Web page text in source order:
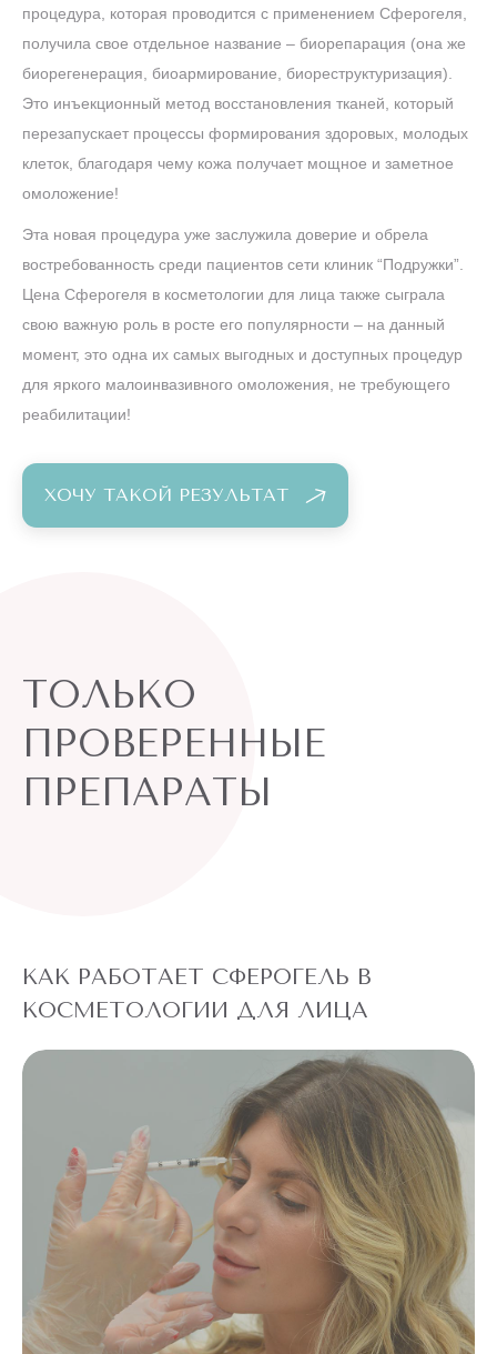
процедура, которая проводится с применением Сферогеля,
получила свое отдельное название – биорепарация (она же
биорегенерация, биоармирование, биореструктуризация).
Это инъекционный метод восстановления тканей, который
перезапускает процессы формирования здоровых, молодых
клеток, благодаря чему кожа получает мощное и заметное
омоложение!
Эта новая процедура уже заслужила доверие и обрела
востребованность среди пациентов сети клиник “Подружки”.
Цена Сферогеля в косметологии для лица также сыграла
свою важную роль в росте его популярности – на данный
момент, это одна их самых выгодных и доступных процедур
для яркого малоинвазивного омоложения, не требующего
реабилитации!
ХОЧУ ТАКОЙ РЕЗУЛЬТАТ
ТОЛЬКО
ПРОВЕРЕННЫЕ
ПРЕПАРАТЫ
КАК РАБОТАЕТ СФЕРОГЕЛЬ В
КОСМЕТОЛОГИИ ДЛЯ ЛИЦА